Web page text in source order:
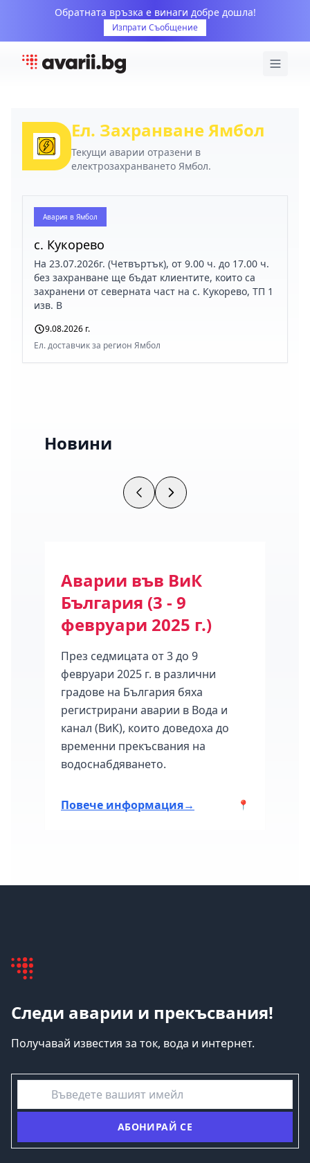
Обратната връзка е винаги добре дошла!
Изпрати Съобщение
Ел. Захранване Ямбол
Текущи аварии отразени в
електрозахранването Ямбол.
Авария в Ямбол
с. Кукорево
На 23.07.2026г. (Четвъртък), от 9.00 ч. до 17.00 ч.
без захранване ще бъдат клиентите, които са
захранени от северната част на с. Кукорево, ТП 1
изв. В
9.08.2026 г.
Ел. доставчик за регион Ямбол
Новини
Аварии във ВиК
България (3 - 9
февруари 2025 г.)
През седмицата от 3 до 9
февруари 2025 г. в различни
градове на България бяха
регистрирани аварии в Вода и
канал (ВиК), които доведоха до
временни прекъсвания на
водоснабдяването.
Повече информация→ 📍
Следи аварии и прекъсвания!
Получавай известия за ток, вода и интернет.
емайл
АБОНИРАЙ СЕ